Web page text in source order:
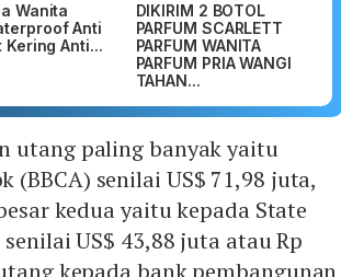
Wanita
Anti
Kering Anti...
DIKIRIM 2 BOTOL
PARFUM SCARLETT
PARFUM WANITA
PARFUM PRIA WANGI
TAHAN...
utang paling banyak yaitu
(BBCA) senilai US$ 71,98 juta,
kedua yaitu kepada State
US$ 43,88 juta atau Rp